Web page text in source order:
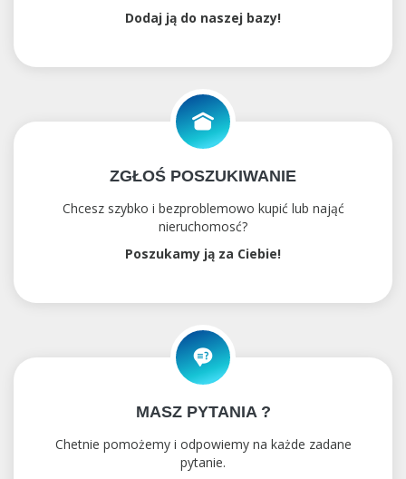
Dodaj ją do naszej bazy!
ZGŁOŚ POSZUKIWANIE
Chcesz szybko i bezproblemowo kupić lub nająć
nieruchomosć?
Poszukamy ją za Ciebie!
MASZ PYTANIA ?
Chetnie pomożemy i odpowiemy na każde zadane
pytanie.